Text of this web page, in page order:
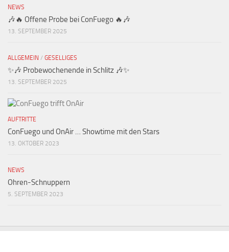
NEWS
🎶🔥 Offene Probe bei ConFuego 🔥🎶
13. SEPTEMBER 2025
ALLGEMEIN / GESELLIGES
✨🎶 Probewochenende in Schlitz 🎶✨
13. SEPTEMBER 2025
AUFTRITTE
ConFuego und OnAir … Showtime mit den Stars
13. OKTOBER 2023
NEWS
Ohren-Schnuppern
5. SEPTEMBER 2023